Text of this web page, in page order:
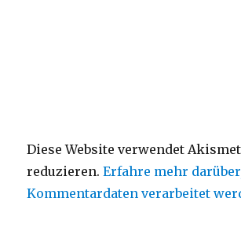
Diese Website verwendet
reduzieren.Erfahre mehr
Kommentardaten verarbeitet